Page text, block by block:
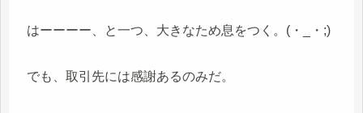
はーーーー、と一つ、大きなため息をつく。(・_・;)
でも、取引先には感謝あるのみだ。